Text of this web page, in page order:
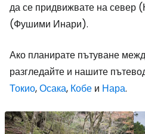
да се придвижвате на север
(Фушими Инари).
Ако планирате пътуване
разгледайте и нашите
Токио,Осака, Кобе и Нара.